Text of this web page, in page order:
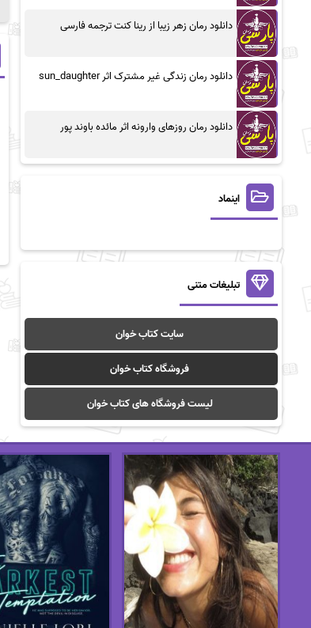
دانلود رمان زهر زیبا از رینا کنت ترجمه فارسی
دانلود رمان زندگی غیر مشترک اثر sun_daughter
دانلود رمان روزهای وارونه اثر مائده باوند پور
اینماد
تبلیغات متنی
سایت کتاب خوان
فروشگاه کتاب خوان
لیست فروشگاه های کتاب خوان